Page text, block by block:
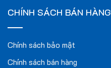
CHÍNH SÁCH BÁN HÀNG
Chính sách bảo mật
Chính sách bán hàng